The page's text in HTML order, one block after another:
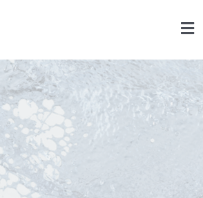
Darum ACO
Insights
Schüler